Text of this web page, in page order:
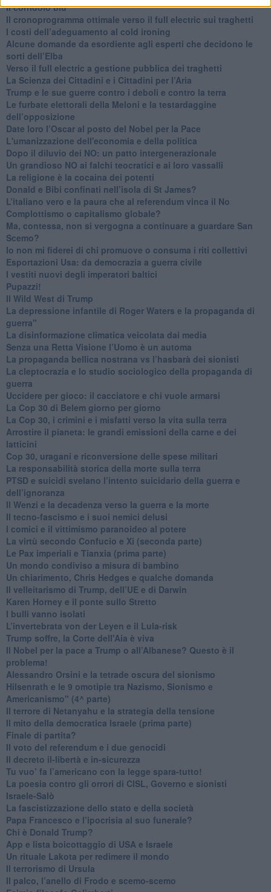
Il corridoio blu
​Il cronoprogramma ottimale verso il full electric sui traghetti
​I costi dell’adeguamento al cold ironing
Alcune domande da esordiente agli esperti che decidono le
sorti dell’Elba
Verso il full electric a gestione pubblica dei traghetti​
​La Scienza dei Cittadini e i Cittadini per l’Aria
Trump e le sue guerre contro i deboli e contro la terra
​Le furbate elettorali della Meloni e la testardaggine
dell’opposizione
​Date loro l’Oscar al posto del Nobel per la Pace
L'umanizzazione dell'economia e della politica
​Dopo il diluvio dei NO: un patto intergenerazionale
​Un grandioso NO ai falchi teocratici e ai loro vassalli
La religione è la cocaina dei potenti
Donald e Bibi confinati nell’isola di St James?
L’italiano vero e la paura che al referendum vinca il No
​Complottismo o capitalismo globale?
​Ma, contessa, non si vergogna a continuare a guardare San
Scemo?
​Io non mi fiderei di chi promuove o consuma i riti collettivi
Esportazioni Usa: da democrazia a guerra civile
​I vestiti nuovi degli imperatori baltici
​Pupazzi!
​Il Wild West di Trump
​La depressione infantile di Roger Waters e la propaganda di
guerra"
​La disinformazione climatica veicolata dai media
Senza una Retta Visione l’Uomo è un automa
​La propaganda bellica nostrana vs l’hasbarà dei sionisti
​La cleptocrazia e lo studio sociologico della propaganda di
guerra
​Uccidere per gioco: il cacciatore e chi vuole armarsi
​La Cop 30 di Belem giorno per giorno
La Cop 30, i crimini e i misfatti verso la vita sulla terra
Arrostire il pianeta: le grandi emissioni della carne e dei
latticini
​Cop 30, uragani e riconversione delle spese militari
La responsabilità storica della morte sulla terra
PTSD e suicidi svelano l’intento suicidario della guerra e
dell’ignoranza
Il Wenzi e la decadenza verso la guerra e la morte
​Il tecno-fascismo e i suoi nemici delusi
​I comici e il vittimismo paranoideo al potere
​La virtù secondo Confucio e Xi (seconda parte)
Le Pax imperiali e Tianxia (prima parte)
Un mondo condiviso a misura di bambino
​Un chiarimento, Chris Hedges e qualche domanda
Il velleitarismo di Trump, dell’UE e di Darwin
​Karen Horney e il ponte sullo Stretto
​I bulli vanno isolati
L’invertebrata von der Leyen e il Lula-risk
Trump soffre, la Corte dell'Aia è viva
​Il Nobel per la pace a Trump o all’Albanese? Questo è il
problema!
​Alessandro Orsini e la tetrade oscura del sionismo
​Hilsenrath e le 9 omotipie tra Nazismo, Sionismo e
Americanismo" (4^ parte)
​Il terrore di Netanyahu e la strategia della tensione
Il mito della democratica Israele (prima parte)
​Finale di partita?
​Il voto del referendum e i due genocidi
Il decreto il-libertà e in-sicurezza
Tu vuo’ fa l’americano con la legge spara-tutto!
La poesia contro gli orrori di CISL, Governo e sionisti
Israele-Salò
​La fascistizzazione dello stato e della società
Papa Francesco e l’ipocrisia al suo funerale?
​Chi è Donald Trump?
App e lista boicottaggio di USA e Israele
​Un rituale Lakota per redimere il mondo
Il terrorismo di Ursula
​Il palco, l’anello di Frodo e scemo-scemo